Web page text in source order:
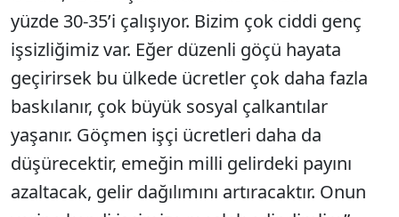
yüzde 30-35’i çalışıyor. Bizim çok ciddi genç
işsizliğimiz var. Eğer düzenli göçü hayata
geçirirsek bu ülkede ücretler çok daha fazla
baskılanır, çok büyük sosyal çalkantılar
yaşanır. Göçmen işçi ücretleri daha da
düşürecektir, emeğin milli gelirdeki payını
azaltacak, gelir dağılımını artıracaktır. Onun